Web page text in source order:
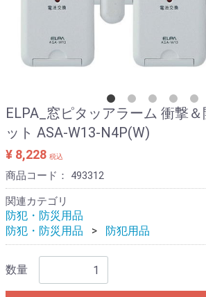
ELPA_窓ピタッアラーム 衝撃
ット ASA-W13-N4P(W)
¥ 8,228 税込
商品コード： 493312
関連カテゴリ
防犯・防災用品
防犯・防災用品
防犯用品
数量